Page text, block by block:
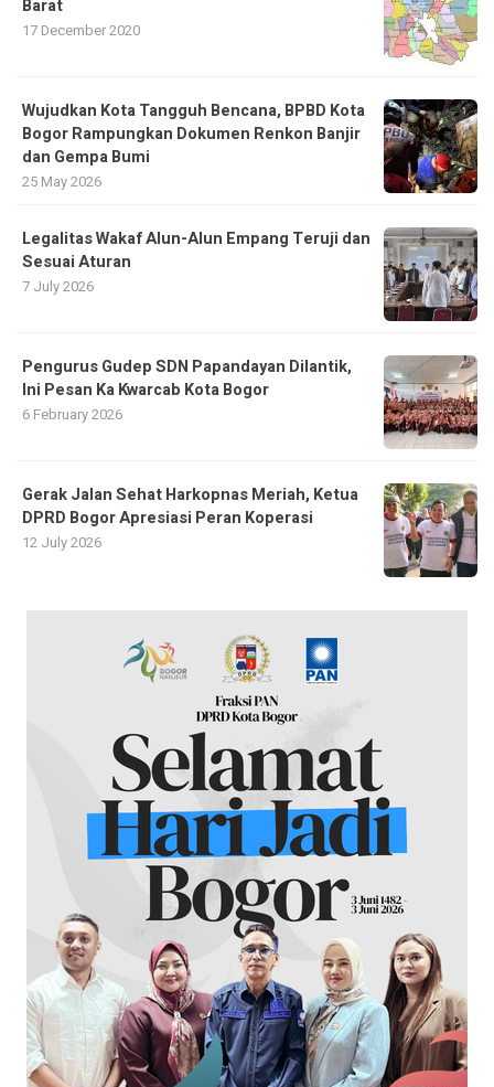
Barat
17 December 2020
​Wujudkan Kota Tangguh Bencana, BPBD Kota
Bogor Rampungkan Dokumen Renkon Banjir
dan Gempa Bumi
25 May 2026
Legalitas Wakaf Alun-Alun Empang Teruji dan
Sesuai Aturan
7 July 2026
Pengurus Gudep SDN Papandayan Dilantik,
Ini Pesan Ka Kwarcab Kota Bogor
6 February 2026
Gerak Jalan Sehat Harkopnas Meriah, Ketua
DPRD Bogor Apresiasi Peran Koperasi
12 July 2026